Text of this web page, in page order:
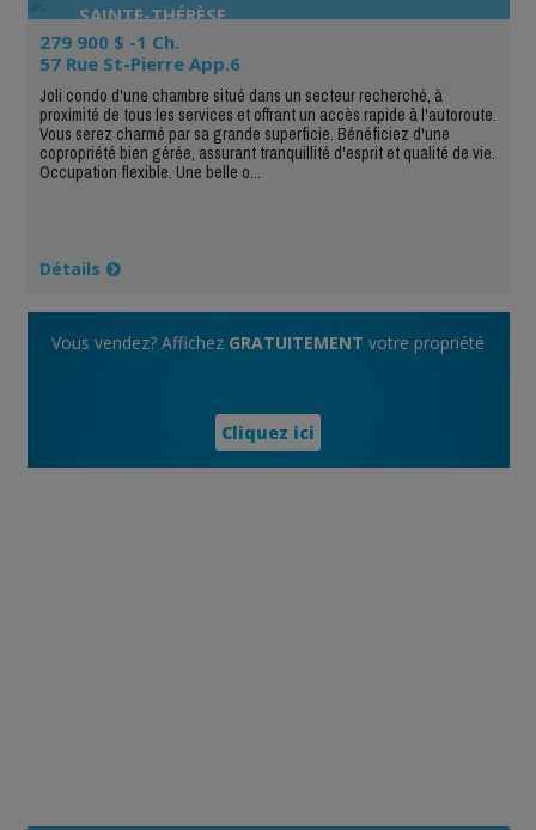
SAINTE-THÉRÈSE
279 900 $ -1 Ch.
57 Rue St-Pierre App.6
Joli condo d'une chambre situé dans un secteur recherché, à
proximité de tous les services et offrant un accès rapide à l'autoroute.
Vous serez charmé par sa grande superficie. Bénéficiez d'une
copropriété bien gérée, assurant tranquillité d'esprit et qualité de vie.
Occupation flexible. Une belle o...
Détails
Vous vendez? Affichez GRATUITEMENT votre propriété
Cliquez ici